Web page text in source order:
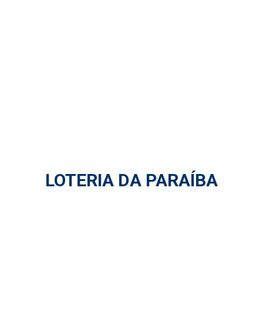
LOTERIA DA PARAÍBA